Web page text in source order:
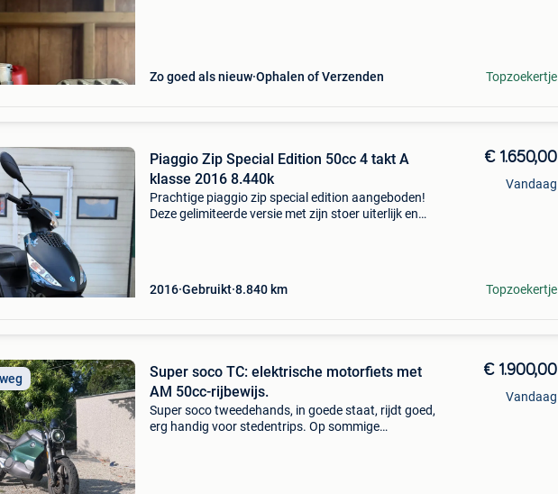
Zo goed als nieuw Ophalen of Verzenden Topzoekertje
Piaggio Zip Special Edition 50cc 4 takt A
klasse 2016 8.440k
Prachtige piaggio zip special edition aangeboden!
Deze gelimiteerde versie met zijn stoer uiterlijk en
2016 Gebruikt 8.840 km
€ 1.650,00
Vandaag
Topzoekertje
Super soco TC: elektrische motorfiets met
AM 50cc-rijbewijs.
Super soco tweedehands, in goede staat, rijdt goed,
erg handig voor stedentrips. Op sommige
€ 1.900,00
Vandaag